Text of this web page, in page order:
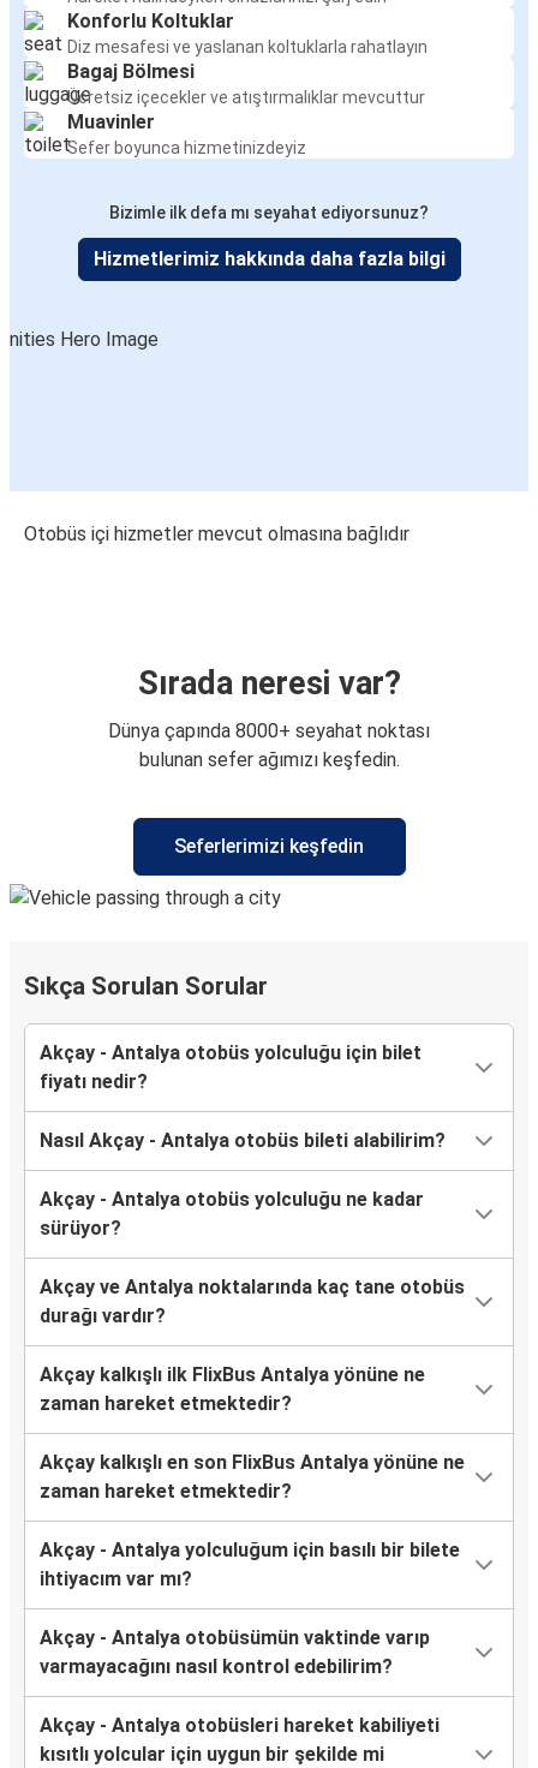
Konforlu Koltuklar
Diz mesafesi ve yaslanan koltuklarla rahatlayın
Bagaj Bölmesi
Ücretsiz içecekler ve atıştırmalıklar mevcuttur
Muavinler
Sefer boyunca hizmetinizdeyiz
Bizimle ilk defa mı seyahat ediyorsunuz?
Hizmetlerimiz hakkında daha fazla bilgi
Otobüs içi hizmetler mevcut olmasına bağlıdır
Sırada neresi var?
Dünya çapında 8000+ seyahat noktası
bulunan sefer ağımızı keşfedin.
Seferlerimizi keşfedin
Sıkça Sorulan Sorular
Akçay - Antalya otobüs yolculuğu için bilet
fiyatı nedir?
Nasıl Akçay - Antalya otobüs bileti alabilirim?
Akçay - Antalya otobüs yolculuğu ne kadar
sürüyor?
Akçay ve Antalya noktalarında kaç tane otobüs
durağı vardır?
Akçay kalkışlı ilk FlixBus Antalya yönüne ne
zaman hareket etmektedir?
Akçay kalkışlı en son FlixBus Antalya yönüne ne
zaman hareket etmektedir?
Akçay - Antalya yolculuğum için basılı bir bilete
ihtiyacım var mı?
Akçay - Antalya otobüsümün vaktinde varıp
varmayacağını nasıl kontrol edebilirim?
Akçay - Antalya otobüsleri hareket kabiliyeti
kısıtlı yolcular için uygun bir şekilde mi